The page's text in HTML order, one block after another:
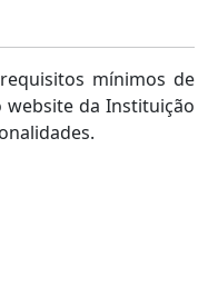
mínimos de
da Instituição